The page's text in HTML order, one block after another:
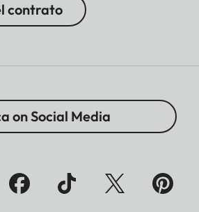
contrato
on Social Media